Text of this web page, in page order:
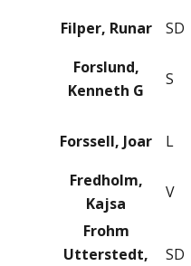
Filper, Runar SD
Forslund,
Kenneth G
S
Forssell, Joar L
Fredholm,
Kajsa
V
Frohm
Utterstedt,
SD